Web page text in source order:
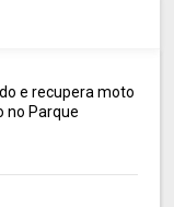
e recupera moto
no Parque